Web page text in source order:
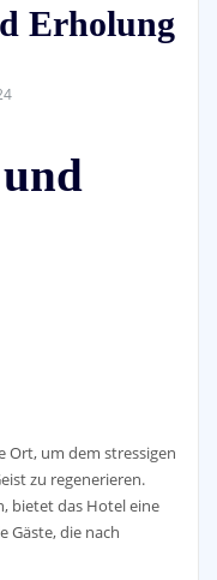
Erholung
Ort, um dem stressigen
zu regenerieren.
bietet das Hotel eine
Gäste, die nach